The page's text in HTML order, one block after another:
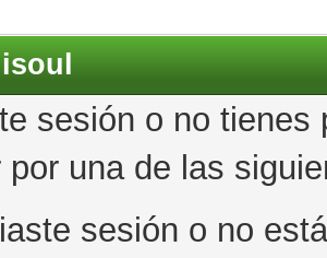
sesión o no
por una de las
sesión o no